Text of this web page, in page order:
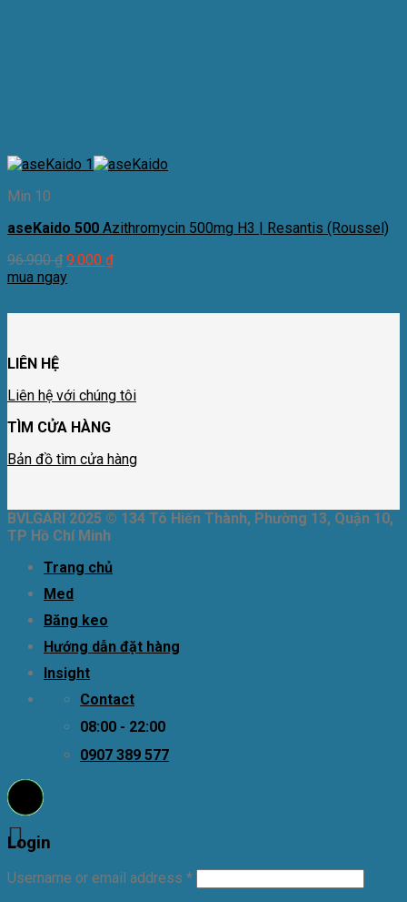
Min 10
aseKaido 500 Azithromycin 500mg H3 | Resantis (Roussel)
96.900₫ 9.000 ₫
mua ngay
LIÊN HỆ
Liên hệ với chúng tôi
TÌM CỬA HÀNG
Bản đồ tìm cửa hàng
BVLGARI 2025 © 134 Tô Hiến Thành, Phường 13, Quận 10,
TP Hồ Chí Minh
Trang chủ
Med
Băng keo
Hướng dẫn đặt hàng
Insight
Contact
08:00 - 22:00
0907 389 577
Login
Username or email address *